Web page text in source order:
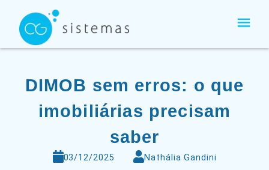
conteúdo
DIMOB sem erros: o que
imobiliárias precisam
saber
03/12/2025 Nathália Gandini